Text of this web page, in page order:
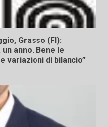
Grasso (FI):
anno. Bene le
variazioni di bilancio”